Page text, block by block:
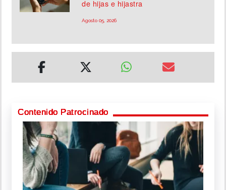
de hijas e hijastra
Agosto 05, 2026
Contenido Patrocinado